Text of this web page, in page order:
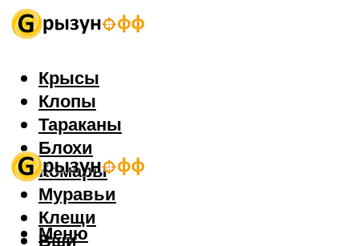
Крысы
Клопы
Тараканы
Блохи
Комары
Муравьи
Клещи
Вши
Меню